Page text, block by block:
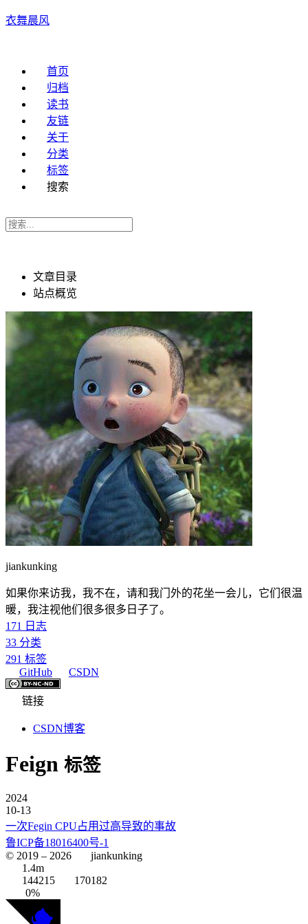
衣舞晨风
首页
归档
读书
友链
关于
分类
标签
搜索
文章目录
站点概览
jiankunking
如果你来访我，我不在，请和我门外的花坐一会儿，它们很温
暖，我注视他们很多很多日子了。
171
日志
33 分类
291 标签
GitHub
CSDN
链接
CSDN博客
Feign 标签
2024
10-13
一次Fegin CPU占用过高导致的事故
鲁ICP备18016400号-1
© 2019 – 2026
jiankunking
1.4m
144215
170182
0%